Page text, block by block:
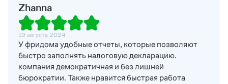
Zhanna
19 августа 2024
У фридома удобные отчеты, которые позволяют
быстро заполнять налоговую декларацию.
компания демократичная и без лишней
бюрократии. Также нравится быстрая работа